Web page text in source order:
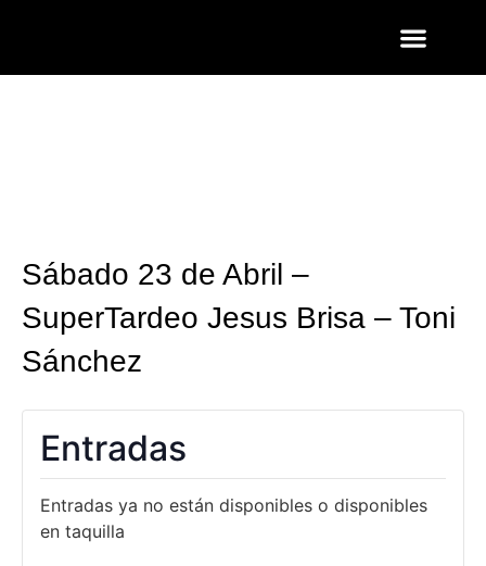
Sábado 23 de Abril –
SuperTardeo Jesus Brisa – Toni
Sánchez
Entradas
Entradas ya no están disponibles o disponibles
en taquilla